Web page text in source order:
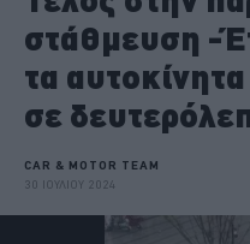
στάθμευση -
τα
σε
CAR & MOTOR TEAM
30 ΙΟΥΛΙΟΥ 2024